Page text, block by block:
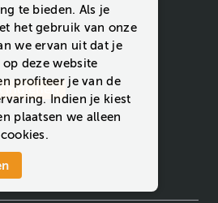
indienen
te bieden. Als je
het gebruik van onze
we ervan uit dat je
deze website
profiteer je van de
Indien je kiest
plaatsen we alleen